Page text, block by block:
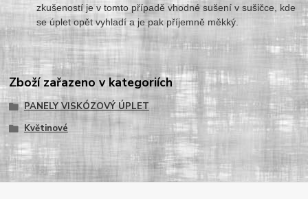
zkušeností je v tomto případě vhodné sušení v sušičce, kde
se úplet opět vyhladí a je pak příjemně měkký.
Zboží zařazeno v kategoriích
PANELY VISKÓZOVÝ ÚPLET
Květinové